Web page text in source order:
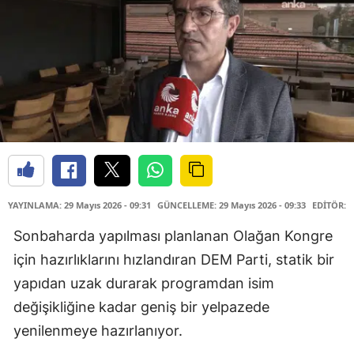
YAYINLAMA: 29 Mayıs 2026 - 09:31 GÜNCELLEME: 29 Mayıs 2026 - 09:33 EDİTÖR:
Sonbaharda yapılması planlanan Olağan Kongre
için hazırlıklarını hızlandıran DEM Parti, statik bir
yapıdan uzak durarak programdan isim
değişikliğine kadar geniş bir yelpazede
yenilenmeye hazırlanıyor.